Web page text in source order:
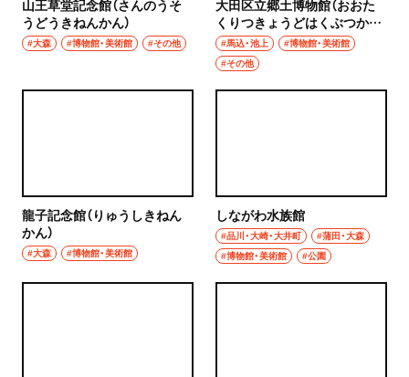
高崎
越谷
春日部
大宮・浦和
食べ歩き
ランチ
カレー
海鮮
鍋
山王草堂記念館（さんのうそ
うどうきねんかん）
#大森 #博物館・美術館 #その他
大田区立郷土博物館（おおた
くりつきょうどはくぶつか
ん）
#馬込・池上
#博物館・美術館
#その他
龍子記念館（りゅうしきねん
かん）
#大森 #博物館・美術館
しながわ水族館
#品川・大崎・大井町
#蒲田・大森
#博物館・美術館
#公園